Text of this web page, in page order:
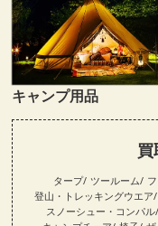
キャンプ用品
タープ ツールーム
登山・トレッキングウエア
スノーシュー・コンパル